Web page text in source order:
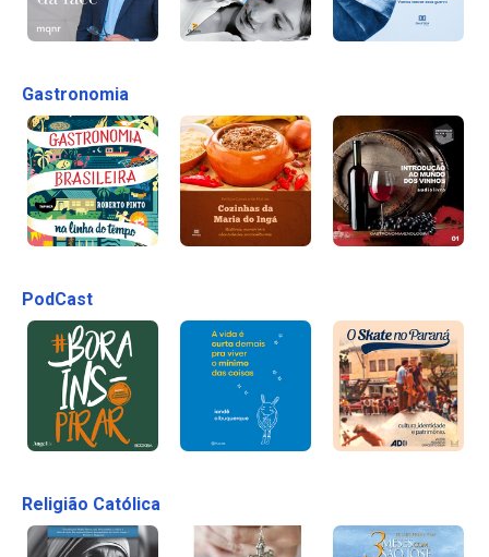
Gastronomia
PodCast
Religião Católica